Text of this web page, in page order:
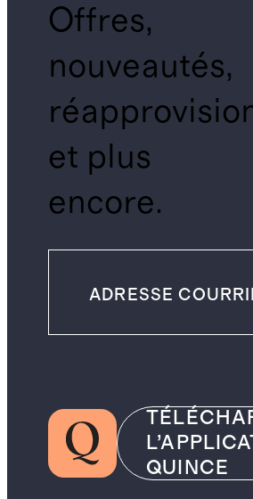
Offres,
nouveautés,
et plus
encore.
QUINCE